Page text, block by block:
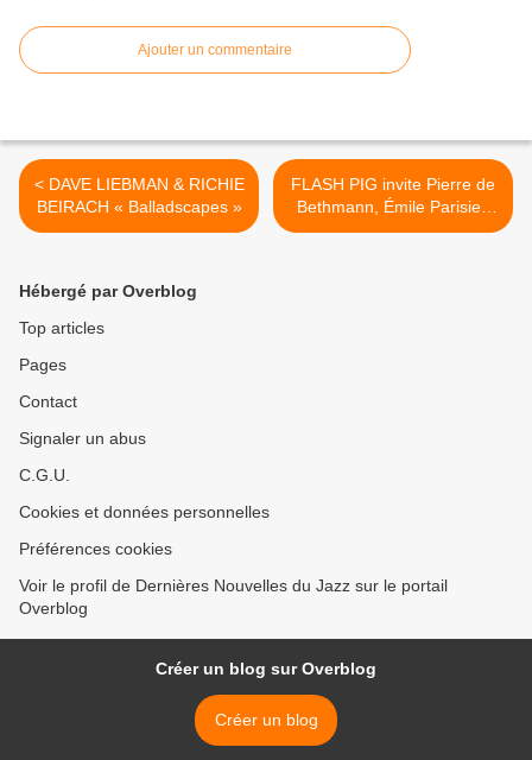
Ajouter un commentaire
< DAVE LIEBMAN & RICHIE
BEIRACH « Balladscapes »
FLASH PIG invite Pierre de
Bethmann, Émile Parisien
et Manu Codjia >
Hébergé par Overblog
Top articles
Pages
Contact
Signaler un abus
C.G.U.
Cookies et données personnelles
Préférences cookies
Voir le profil de Dernières Nouvelles du Jazz sur le portail
Overblog
Créer un blog sur Overblog
Créer un blog